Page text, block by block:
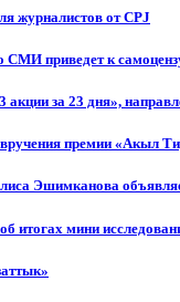
журналистов от CPJ
СМИ приведет к
за 23 дня»,
премии «Акыл
Эшимканова
итогах мини